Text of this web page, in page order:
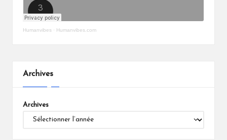
Humanvibes · Humanvibes.com
Archives
Archives